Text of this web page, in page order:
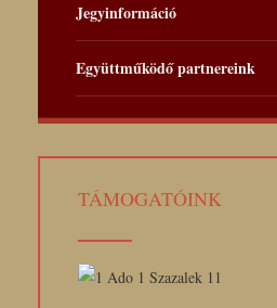
Jegyinformáció
Együttműködő partnereink
TÁMOGATÓINK